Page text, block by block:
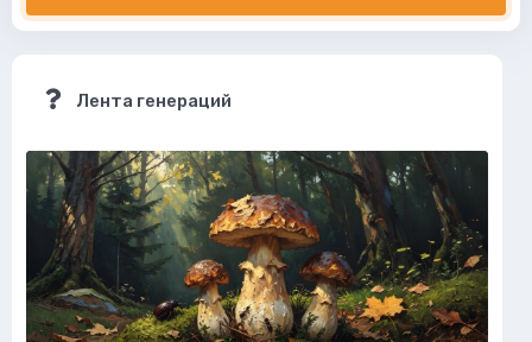
Лента генераций